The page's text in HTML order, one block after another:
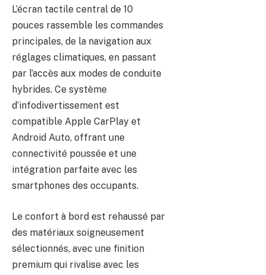
L’écran tactile central de 10
pouces rassemble les commandes
principales, de la navigation aux
réglages climatiques, en passant
par l’accès aux modes de conduite
hybrides. Ce système
d’infodivertissement est
compatible Apple CarPlay et
Android Auto, offrant une
connectivité poussée et une
intégration parfaite avec les
smartphones des occupants.
Le confort à bord est rehaussé par
des matériaux soigneusement
sélectionnés, avec une finition
premium qui rivalise avec les